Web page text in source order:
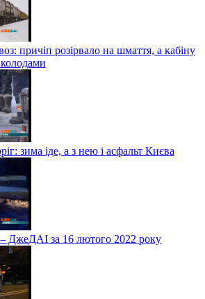
причіп розірвало на шмаття, а кабіну
зима іде, а з нею і асфальт Києва
ДжеДАІ за 16 лютого 2022 року